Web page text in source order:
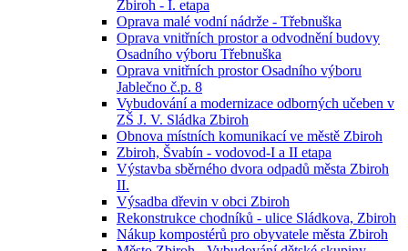
Zbiroh - I. etapa
Oprava malé vodní nádrže - Třebnuška
Oprava vnitřních prostor a odvodnění budovy
Osadního výboru Třebnuška
Oprava vnitřních prostor Osadního výboru
Jablečno č.p. 8
Vybudování a modernizace odborných učeben v
ZŠ J. V. Sládka Zbiroh
Obnova místních komunikací ve městě Zbiroh
Zbiroh, Švabín - vodovod-I a II etapa
Výstavba sběrného dvora odpadů města Zbiroh
II.
Výsadba dřevin v obci Zbiroh
Rekonstrukce chodníků - ulice Sládkova, Zbiroh
Nákup kompostérů pro obyvatele města Zbiroh